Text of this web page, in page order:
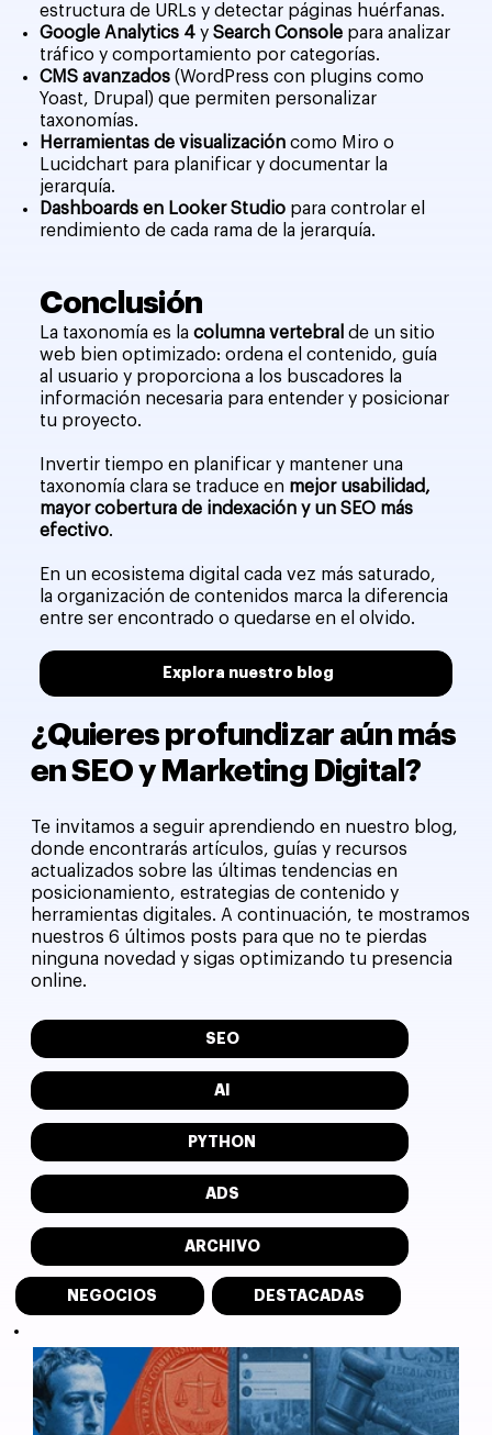
estructura de URLs y detectar páginas huérfanas.
Google Analytics 4 ySearch Console para analizar
tráfico y comportamiento por categorías.
CMS avanzados (WordPress con plugins como
Yoast, Drupal) que permiten personalizar
taxonomías.
Herramientas de visualización como Miro o
Lucidchart para planificar y documentar la
jerarquía.
Dashboards en Looker Studio para controlar el
rendimiento de cada rama de la jerarquía.
Conclusión
La taxonomía es lacolumna vertebral de un sitio
web bien optimizado: ordena el contenido, guía
al usuario y proporciona a los buscadores la
información necesaria para entender y posicionar
tu proyecto.
Invertir tiempo en planificar y mantener una
taxonomía clara se traduce en mejor usabilidad,
mayor cobertura de indexación y un SEO más
efectivo.
En un ecosistema digital cada vez más saturado,
la organización de contenidos marca la diferencia
entre ser encontrado o quedarse en el olvido.
Explora nuestro blog
¿Quieres profundizar aún más
en SEO y Marketing Digital?
Te invitamos a seguir aprendiendo en nuestro blog,
donde encontrarás artículos, guías y recursos
actualizados sobre las últimas tendencias en
posicionamiento, estrategias de contenido y
herramientas digitales. A continuación, te mostramos
nuestros 6 últimos posts para que no te pierdas
ninguna novedad y sigas optimizando tu presencia
online.
SEO
AI
PYTHON
ADS
ARCHIVO
NEGOCIOS DESTACADAS